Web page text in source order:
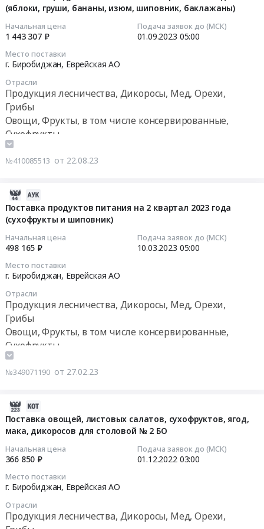
(яблоки, груши, бананы, изюм, шиповник, баклажаны)
Начальная цена
1 443 307 ₽
Подача заявок до (МСК)
01.09.2023 05:00
Место поставки
г. Биробиджан, Еврейская АО
Отрасли
Продукция лесничества, Дикоросы, Мед, Орехи,
Грибы
Овощи, Фрукты, в том числе консервированные,
Сухофрукты
№410085513 от 22.08.23
Поставка продуктов питания на 2 квартал 2023 года
(сухофрукты и шиповник)
Начальная цена
498 165 ₽
Подача заявок до (МСК)
10.03.2023 05:00
Место поставки
г. Биробиджан, Еврейская АО
Отрасли
Продукция лесничества, Дикоросы, Мед, Орехи,
Грибы
Овощи, Фрукты, в том числе консервированные,
Сухофрукты
№349071190 от 27.02.23
Поставка овощей, листовых салатов, сухофруктов, ягод,
мака, дикоросов для столовой № 2 БО
Начальная цена
366 850 ₽
Подача заявок до (МСК)
01.12.2022 03:00
Место поставки
г. Биробиджан, Еврейская АО
Отрасли
Продукция лесничества, Дикоросы, Мед, Орехи,